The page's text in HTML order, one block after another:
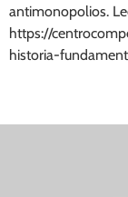
antimonopolios.
https://
historia-